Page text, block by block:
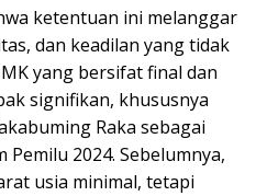
ketentuan ini melanggar
dan keadilan yang tidak
yang bersifat final dan
signifikan, khususnya
Raka sebagai
Pemilu 2024. Sebelumnya,
usia minimal, tetapi